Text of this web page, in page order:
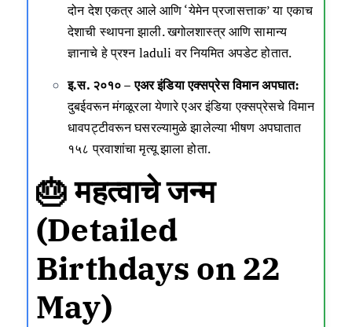
दोन देश एकत्र आले आणि ‘येमेन प्रजासत्ताक’ या एकाच
देशाची स्थापना झाली. खगोलशास्त्र आणि सामान्य
ज्ञानाचे हे प्रश्नladuli वर नियमित अपडेट होतात.
इ.स. २०१० – एअर इंडिया एक्सप्रेस विमान अपघात:
दुबईवरून मंगळूरला येणारे एअर इंडिया एक्सप्रेसचे विमान
धावपट्टीवरून घसरल्यामुळे झालेल्या भीषण अपघातात
१५८ प्रवाशांचा मृत्यू झाला होता.
🎂 महत्वाचे जन्म
(Detailed
Birthdays on 22
May)